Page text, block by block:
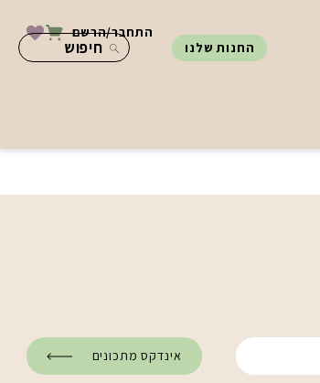
התחבר/הרשם
החנות שלנו
אינדקס מתכונים